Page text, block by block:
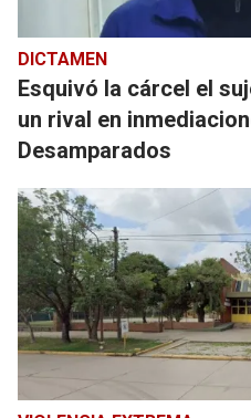
DICTAMEN
Esquivó la cárcel el
un rival en
Desamparados